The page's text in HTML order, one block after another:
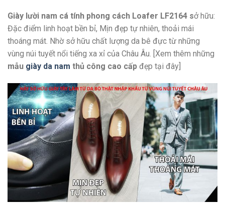
Giày lười nam cá tính phong cách Loafer LF2164 sở hữu:
Đặc điểm linh hoạt bền bỉ, Mịn đẹp tự nhiên, thoải mái
thoáng mát. Nhờ sở hữu chất lượng da bê đực từ những
vùng núi tuyết nổi tiếng xa xỉ của Châu Âu. [Xem thêm những
mẫu giày da nam thủ công cao cấp đẹp tại đây]